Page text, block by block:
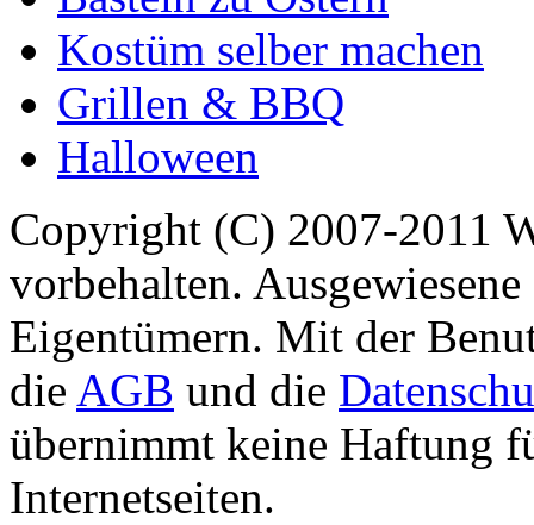
Kostüm selber machen
Grillen & BBQ
Halloween
Copyright (C) 2007-2011
vorbehalten.
Eigentümern. Mit der
die AGB und die
übernimmt keine Haftung
Internetseiten.